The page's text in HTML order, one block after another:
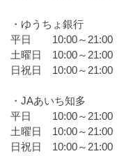
・ゆうちょ銀行
平日 10:00～21:00
土曜日 10:00～21:00
日祝日 10:00～21:00
・JAあいち知多
平日 10:00～21:00
土曜日 10:00～21:00
日祝日 10:00～21:00